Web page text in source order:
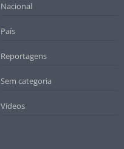
Nacional
País
Reportagens
Sem categoria
Vídeos